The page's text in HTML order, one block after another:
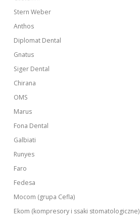
Stern Weber
Anthos
Diplomat Dental
Gnatus
Siger Dental
Chirana
OMS
Marus
Fona Dental
Galbiati
Runyes
Faro
Fedesa
Mocom (grupa Cefla)
Ekom (kompresory i ssaki stomatologiczne)